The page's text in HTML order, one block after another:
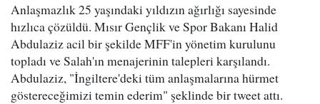
Anlaşmazlık 25 yaşındaki yıldızın ağırlığı sayesinde
hızlıca çözüldü. Mısır Gençlik ve Spor Bakanı Halid
Abdulaziz acil bir şekilde MFF'in yönetim kurulunu
topladı ve Salah'ın menajerinin talepleri karşılandı.
Abdulaziz, "İngiltere'deki tüm anlaşmalarına hürmet
göstereceğimizi temin ederim" şeklinde bir tweet attı.